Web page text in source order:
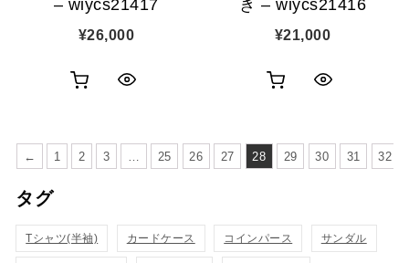
– wiycs21417
¥26,000
き – wiycs21416
¥21,000
← 1 2 3 25 26 27 28 29 30 31 32
タグ
Tシャツ(半袖) カードケース コインパース サンダル